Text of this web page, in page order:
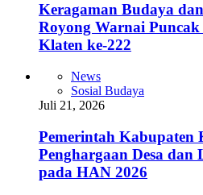
Keragaman Budaya
Royong Warnai
Klaten ke-222
News
Sosial Budaya
Juli 21, 2026
Pemerintah Kabupaten
Penghargaan Desa
pada HAN 2026